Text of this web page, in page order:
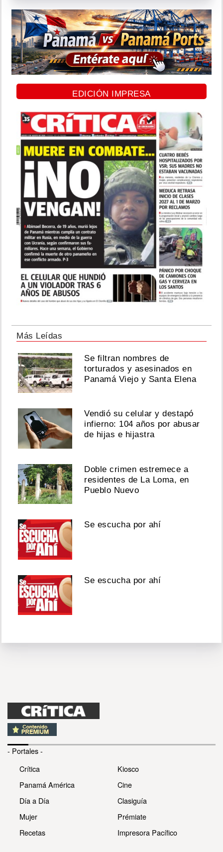
EDICIÓN IMPRESA
Más Leídas
Se filtran nombres de
torturados y asesinados en
Panamá Viejo y Santa Elena
Vendió su celular y destapó
infierno: 104 años por abusar
de hijas e hijastra
Doble crimen estremece a
residentes de La Loma, en
Pueblo Nuevo
Se escucha por ahí
Se escucha por ahí
- Portales -
Crítica
Panamá América
Día a Día
Mujer
Recetas
Kiosco
Cine
Clasiguía
Prémiate
Impresora Pacífico